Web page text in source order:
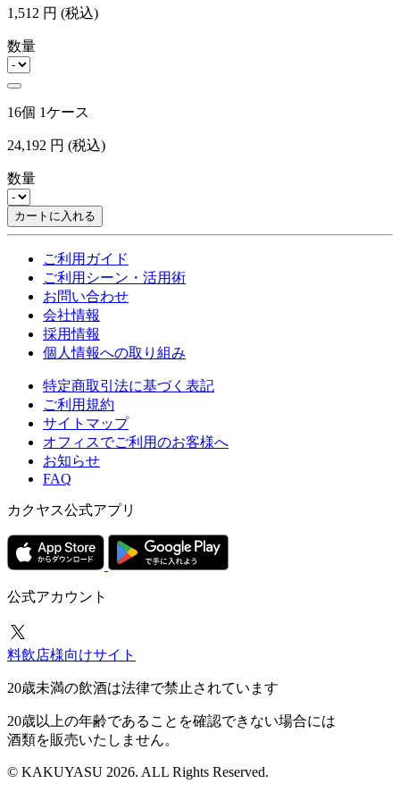
1,512 円 (税込)
数量
16個 1ケース
24,192 円 (税込)
数量
カートに入れる
ご利用ガイド
ご利用シーン・活用術
お問い合わせ
会社情報
採用情報
個人情報への取り組み
特定商取引法に基づく表記
ご利用規約
サイトマップ
オフィスでご利用のお客様へ
お知らせ
FAQ
カクヤス公式アプリ
公式アカウント
料飲店様向けサイト
20歳未満の飲酒は法律で禁止されています
20歳以上の年齢であることを確認できない場合には
酒類を販売いたしません。
© KAKUYASU 2026. ALL Rights Reserved.